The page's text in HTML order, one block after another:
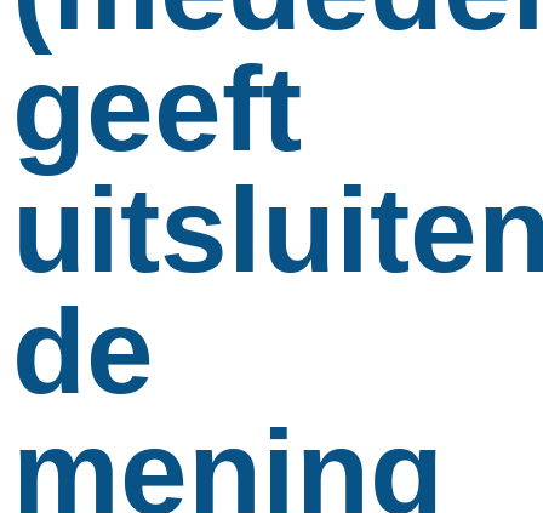
geeft
de
mening